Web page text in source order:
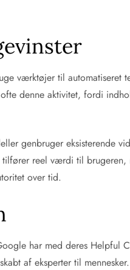
værktøjer til automatiseret
denne aktivitet, fordi
genbruger eksisterende
reel værdi til
over tid.
har med deres Helpful
af eksperter til mennesker.